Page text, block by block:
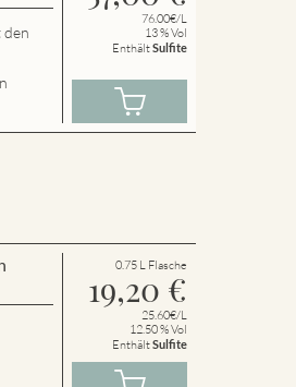
den
76.00€/L
13 % Vol
EnthältSulfite
0.75 L Flasche
19,20 €
25.60€/L
12.50 % Vol
EnthältSulfite